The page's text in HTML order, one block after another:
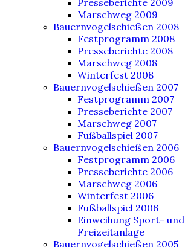
Presseberichte 2009
Marschweg 2009
Bauernvogelschießen 2008
Festprogramm 2008
Presseberichte 2008
Marschweg 2008
Winterfest 2008
Bauernvogelschießen 2007
Festprogramm 2007
Presseberichte 2007
Marschweg 2007
Fußballspiel 2007
Bauernvogelschießen 2006
Festprogramm 2006
Presseberichte 2006
Marschweg 2006
Winterfest 2006
Fußballspiel 2006
Einweihung Sport- und
Freizeitanlage
Bauernvogelschießen 2005